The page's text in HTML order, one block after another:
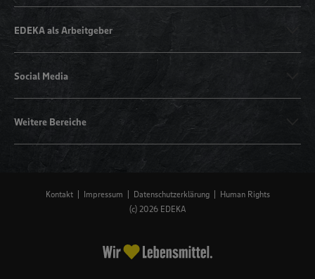
EDEKA als Arbeitgeber
Social Media
Weitere Bereiche
Kontakt Impressum Datenschutzerklärung
Human Rights
(c) 2026 EDEKA